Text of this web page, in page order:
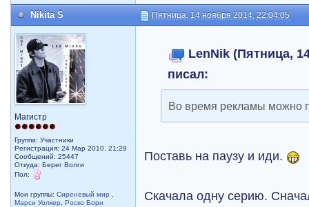
Nikita S Пятница, 14 ноября 2014, 22:04:05
Магистр
Группа: Участники
Регистрация: 24 Мар 2010, 21:29
Сообщений: 25447
Откуда: Берег Волги
Пол:
Мои группы:Сиреневый мир
Марси Уолкер
,Роско Борн
LenNik (Пятница,
писал:
Во время рекламы можно
Поставь на паузу и иди.
Скачала одну серию.